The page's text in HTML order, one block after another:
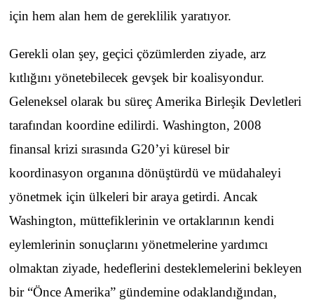
için hem alan hem de gereklilik yaratıyor.
Gerekli olan şey, geçici çözümlerden ziyade, arz
kıtlığını yönetebilecek gevşek bir koalisyondur.
Geleneksel olarak bu süreç Amerika Birleşik Devletleri
tarafından koordine edilirdi. Washington, 2008
finansal krizi sırasında G20’yi küresel bir
koordinasyon organına dönüştürdü ve müdahaleyi
yönetmek için ülkeleri bir araya getirdi. Ancak
Washington, müttefiklerinin ve ortaklarının kendi
eylemlerinin sonuçlarını yönetmelerine yardımcı
olmaktan ziyade, hedeflerini desteklemelerini bekleyen
bir “Önce Amerika” gündemine odaklandığından,